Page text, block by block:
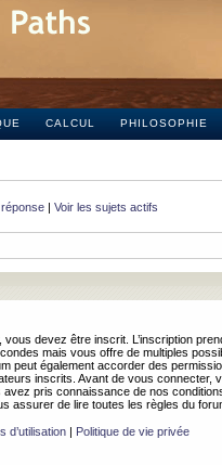
CALCUL PHILOSOPHIE
| Voir les sujets actifs
devez être inscrit. L’inscription
mais vous offre de multiples
peut également accorder des
inscrits. Avant de vous connecter,
pris connaissance de nos
assurer de lire toutes les règles du
d’utilisation| Politique de vie privée